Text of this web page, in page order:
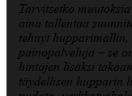
Tarvitsetko
aina tallentaa
tehnyt hupparimallin,
painopalveluja – se
hintojen lisäksi
täydellisen hupparin